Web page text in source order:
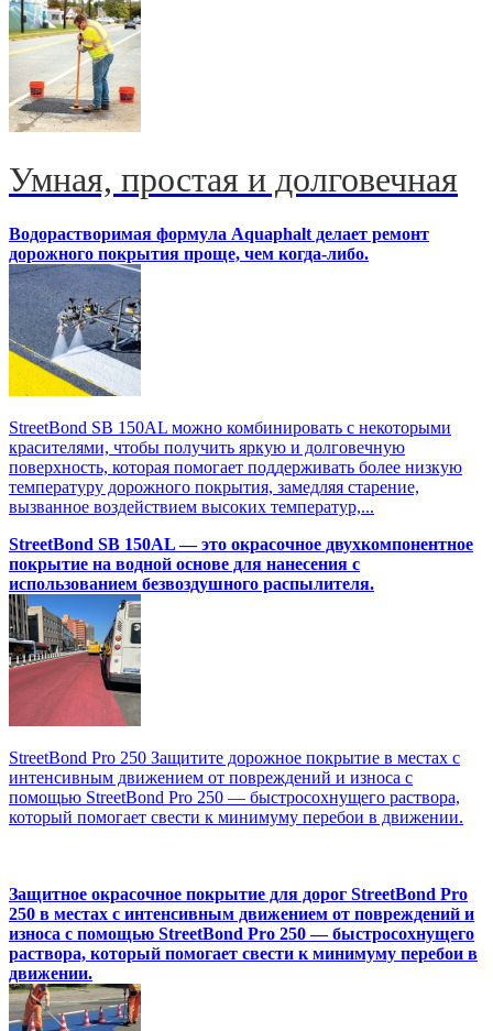
Умная, простая и долговечная
Водорастворимая формула Aquaphalt делает ремонт
дорожного покрытия проще, чем когда-либо.
StreetBond SB 150AL можно комбинировать с некоторыми
красителями, чтобы получить яркую и долговечную
поверхность, которая помогает поддерживать более низкую
температуру дорожного покрытия, замедляя старение,
вызванное воздействием высоких температур,...
StreetBond SB 150AL — это окрасочное двухкомпонентное
покрытие на водной основе для нанесения с
использованием безвоздушного распылителя.
StreetBond Pro 250 Защитите дорожное покрытие в местах с
интенсивным движением от повреждений и износа с
помощью StreetBond Pro 250 — быстросохнущего раствора,
который помогает свести к минимуму перебои в движении.
Защитное окрасочное покрытие для дорог StreetBond Pro
250 в местах с интенсивным движением от повреждений и
износа с помощью StreetBond Pro 250 — быстросохнущего
раствора, который помогает свести к минимуму перебои в
движении.